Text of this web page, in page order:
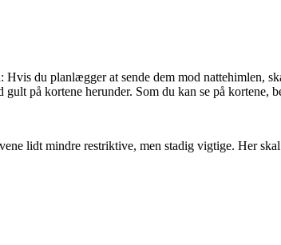
du planlægger at sende dem mod nattehimlen,
på kortene herunder. Som du kan se på
lidt mindre restriktive, men stadig vigtige. Her